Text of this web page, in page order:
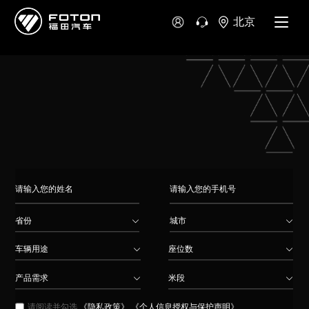
北京
大洋洲
省份 城市
车辆用途 座位数
产品需求 米段
请阅读并勾选 《隐私政策》 《个人信息授权与保护声明》